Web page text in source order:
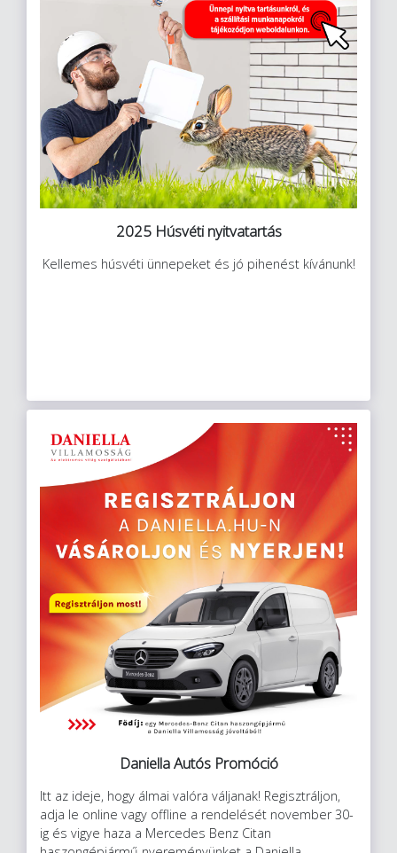
2025 Húsvéti nyitvatartás
Kellemes húsvéti ünnepeket és jó pihenést kívánunk!
Daniella Autós Promóció
Itt az ideje, hogy álmai valóra váljanak! Regisztráljon,
adja le online vagy offline a rendelését november 30-
ig és vigye haza a Mercedes Benz Citan